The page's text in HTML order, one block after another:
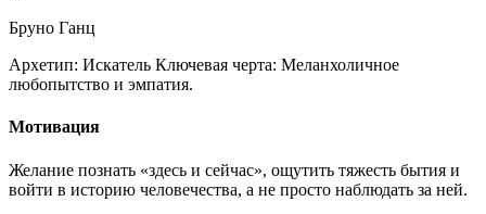
Бруно Ганц
Архетип: Искатель Ключевая черта: Меланхоличное
любопытство и эмпатия.
Мотивация
Желание познать «здесь и сейчас», ощутить тяжесть бытия и
войти в историю человечества, а не просто наблюдать за ней.